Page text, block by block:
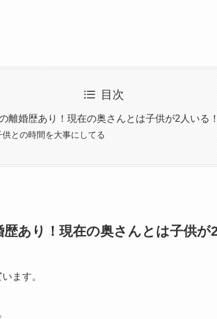
目次
離婚歴あり！現在の奥さんとは子供が2人いる！
との時間を大事にしてる
あり！現在の奥さんとは子供が
います。